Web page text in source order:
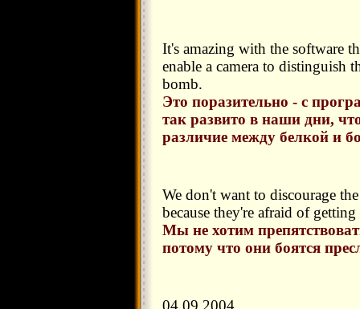
It's amazing with the software
enable a camera to distinguish
bomb.
Это поразительно - с
так развито в наши дни,
различие между белкой и
We don't want to discourage
because they're afraid of
Мы не хотим
потому что они боятся
04.09.2004